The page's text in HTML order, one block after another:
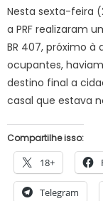
Nesta sexta-feira
a PRF realizaram
BR 407, próximo à
ocupantes,
destino final a
casal que estava
Compartilhe isso:
18+
Telegram